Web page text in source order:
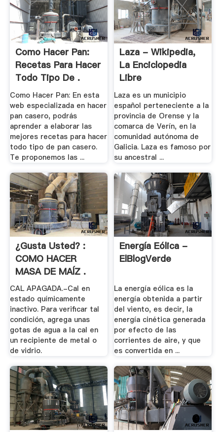
Como Hacer Pan:
Recetas Para Hacer
Todo Tipo De .
Como Hacer Pan: En esta
web especializada en hacer
pan casero, podrás
aprender a elaborar las
mejores recetas para hacer
todo tipo de pan casero.
Te proponemos las ...
Laza - Wikipedia,
La Enciclopedia
Libre
Laza es un municipio
español perteneciente a la
provincia de Orense y la
comarca de Verín, en la
comunidad autónoma de
Galicia. Laza es famoso por
su ancestral ...
¿Gusta Usted? :
COMO HACER
MASA DE MAÍZ .
CAL APAGADA.-Cal en
estado químicamente
inactivo. Para verificar tal
condición, agrega unas
gotas de agua a la cal en
un recipiente de metal o
de vidrio.
Energía Eólica -
ElBlogVerde
La energía eólica es la
energía obtenida a partir
del viento, es decir, la
energía cinética generada
por efecto de las
corrientes de aire, y que
es convertida en ...